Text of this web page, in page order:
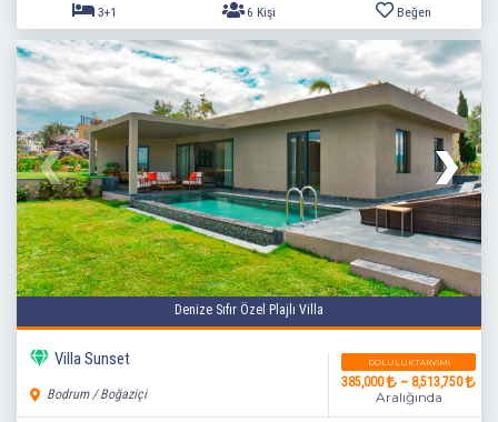
3+1 6 Kişi Beğen
Denize Sıfır Özel Plajlı Villa
Villa Sunset
Bodrum / Boğaziçi
DOLULUK TAKVIMI
385,000 ~ 8,513,750
Aralığında